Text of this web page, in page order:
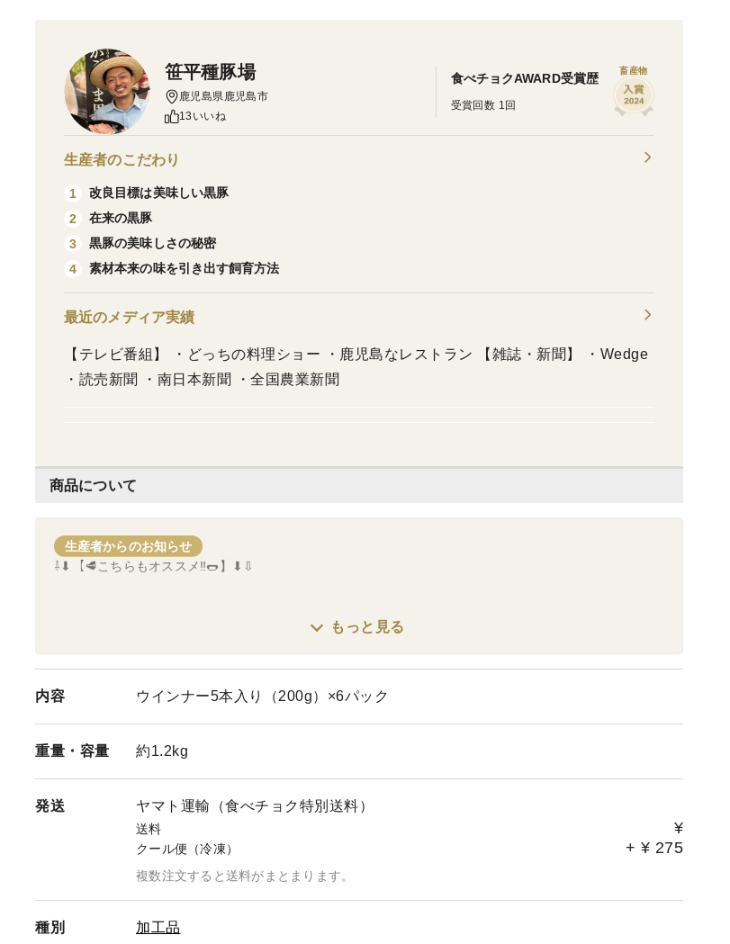
商品について
生産者からのお知らせ
⇩⬇【🥩こちらもオススメ‼🌭】⬇⇩
1日2000本売れたパリ・ジュワ・ウマの黒豚ウインナー
もっと見る
内容 ウインナー5本入り（200g）×6パック
重量・ 容量 約1.2kg
発送 ヤマト運輸（食べチョク特別送料）
送料 ¥
クール便（冷凍） + ¥ 275
複数注文すると送料がまとまります。
種別
加工品
笹平種豚場
鹿児島県鹿児島市
13いいね
食べチョクAWARD受賞歴
受賞回数 1回
畜産物
生産者のこだわり
1
改良目標は美味しい黒豚
2
在来の黒豚
3
黒豚の美味しさの秘密
4
素材本来の味を引き出す飼育方法
最近のメディア実績
【テレビ番組】 ・どっちの料理ショー ・鹿児島なレストラン 【雑誌・新聞】 ・Wedge
・読売新聞 ・南日本新聞 ・全国農業新聞